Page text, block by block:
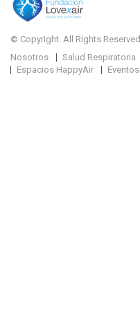
© Copyright. All Rights
Nosotros
Salud Respiratoria
Espacios HappyAir
Eventos